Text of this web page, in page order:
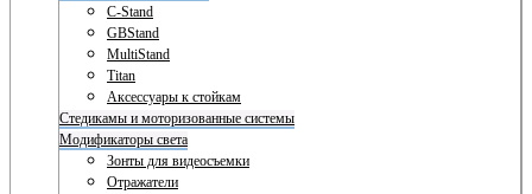
C-Stand
GBStand
MultiStand
Titan
Аксессуары к стойкам
Стедикамы и моторизованные системы
Модификаторы света
Зонты для видеосъемки
Отражатели